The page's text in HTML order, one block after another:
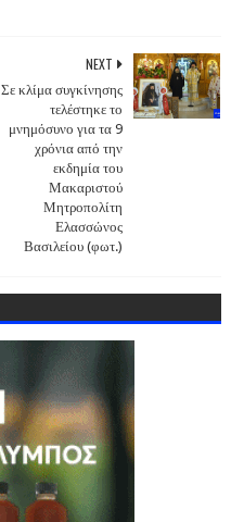
NEXT
Σε κλίμα συγκίνησης
τελέστηκε το
μνημόσυνο για τα 9
χρόνια από την
εκδημία του
Μακαριστού
Μητροπολίτη
Ελασσώνος
Βασιλείου (φωτ.)